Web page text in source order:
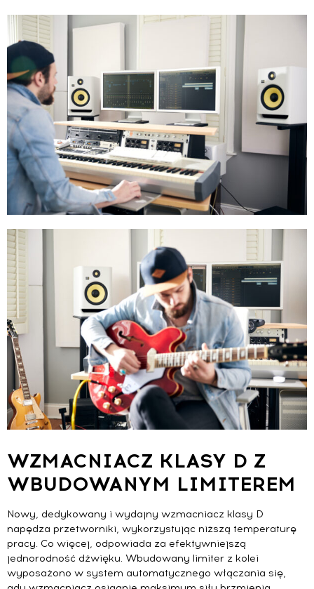
WZMACNIACZ KLASY D Z
WBUDOWANYM LIMITEREM
Nowy, dedykowany i wydajny wzmacniacz klasy D
napędza przetworniki, wykorzystując niższą temperaturę
pracy. Co więcej, odpowiada za efektywniejszą
jednorodność dźwięku. Wbudowany limiter z kolei
wyposażono w system automatycznego włączania się,